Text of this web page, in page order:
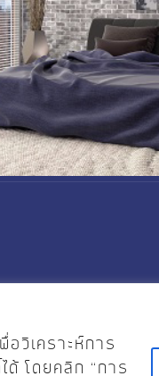
อวิเคราะห์การ
ด้ โดยคลิก “การ